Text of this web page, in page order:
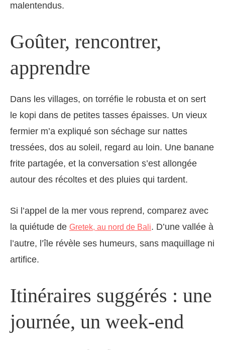
malentendus.
Goûter, rencontrer,
apprendre
Dans les villages, on torréfie le robusta et on sert
le kopi dans de petites tasses épaisses. Un vieux
fermier m’a expliqué son séchage sur nattes
tressées, dos au soleil, regard au loin. Une banane
frite partagée, et la conversation s’est allongée
autour des récoltes et des pluies qui tardent.
Si l’appel de la mer vous reprend, comparez avec
la quiétude de Gretek, au nord de Bali. D’une vallée à
l’autre, l’île révèle ses humeurs, sans maquillage ni
artifice.
Itinéraires suggérés : une
journée, un week-end